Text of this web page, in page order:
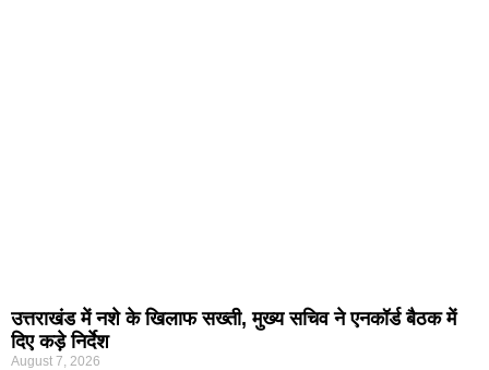
उत्तराखंड में नशे के खिलाफ सख्ती, मुख्य सचिव ने एनकॉर्ड बैठक में
दिए कड़े निर्देश
August 7, 2026